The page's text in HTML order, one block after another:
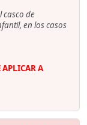
casco de
en los casos
A